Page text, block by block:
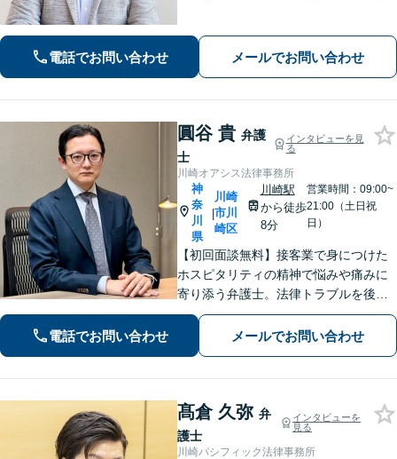
請求について裁判実績あり【完全個
室】【土日祝日面談可】
電話でお問い合わせ メールでお問い合わせ
圓谷 貴 弁護
士
インタビューを見
る
川崎オアシス法律事務所
神
奈
川
県
|
川崎
市川
崎区
川崎駅
から徒歩
8分
営業時間：09:00~
21:00（土日祝
日）
【初回面談無料】接客業で身につけた
ホスピタリティの精神で悩みや痛みに
寄り添う弁護士。法律トラブルを後ろ
めたく思う必要はありません！【離婚
／借金／相続など】人生の困難を取り
除くことをお助けします。【初回面談
電話でお問い合わせ メールでお問い合わせ
髙倉 久弥 弁
護士
インタビューを
見る
川崎パシフィック法律事務所